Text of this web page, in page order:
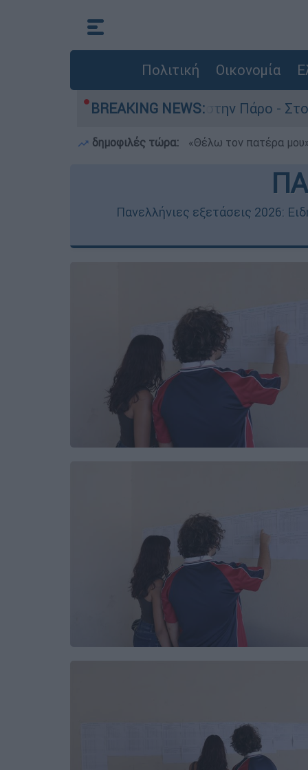
Πολιτική Οικονομία
BREAKING NEWS:
του 4χρονου στην Πάρο - Στο
δημοφιλές τώρα: «Θέλω τον πατέρα
Πανελλήνιες εξετάσεις 2026: